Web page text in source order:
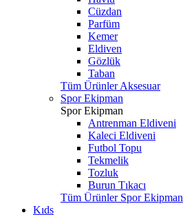
Cüzdan
Parfüm
Kemer
Eldiven
Gözlük
Taban
Tüm Ürünler Aksesuar
Spor Ekipman
Spor Ekipman
Antrenman Eldiveni
Kaleci Eldiveni
Futbol Topu
Tekmelik
Tozluk
Burun Tıkacı
Tüm Ürünler Spor Ekipman
Kıds